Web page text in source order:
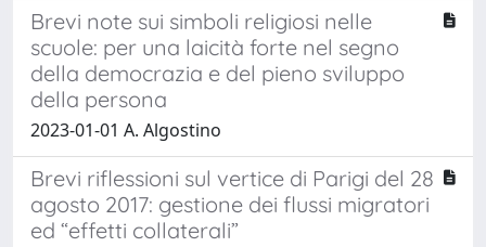
Brevi note sui simboli religiosi nelle
scuole: per una laicità forte nel segno
della democrazia e del pieno sviluppo
della persona
2023-01-01 A. Algostino
Brevi riflessioni sul vertice di Parigi del 28
agosto 2017: gestione dei flussi migratori
ed “effetti collaterali”